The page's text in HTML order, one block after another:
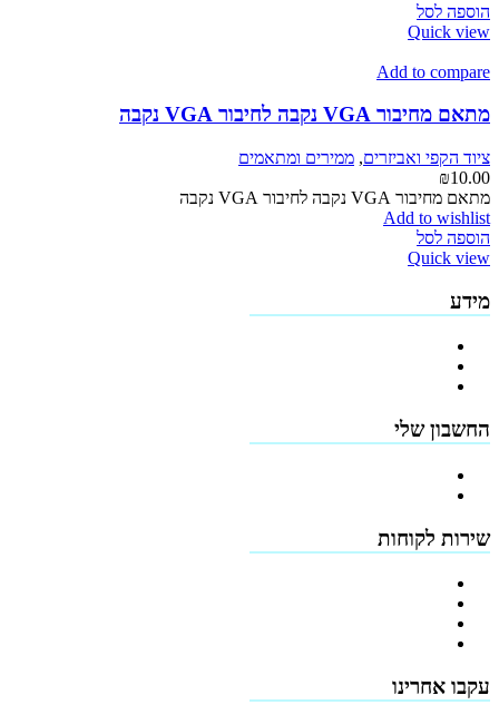
הוספה לסל
Quick view
Add to compare
מתאם מחיבור VGA נקבה לחיבור VGA נקבה
ציוד הקפי ואביזרים, ממירים ומתאמים
₪10.00
מתאם מחיבור VGA נקבה לחיבור VGA נקבה
Add to wishlist
הוספה לסל
Quick view
מידע
החשבון שלי
שירות לקוחות
עקבו אחרינו